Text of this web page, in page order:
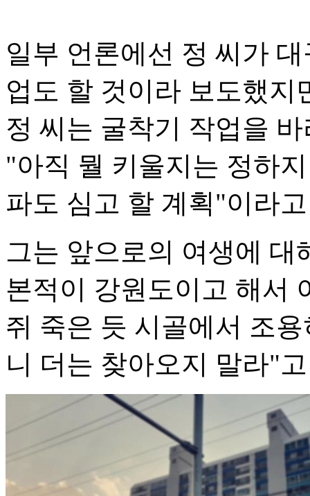
일부 언론에선 정 씨가
업도 할 것이라 보도했지
정 씨는 굴착기 작업을
"아직 뭘 키울지는 정하
파도 심고 할 계획"이라
그는 앞으로의 여생에 대
본적이 강원도이고 해서
쥐 죽은 듯 시골에서 조
니 더는 찾아오지 말라"